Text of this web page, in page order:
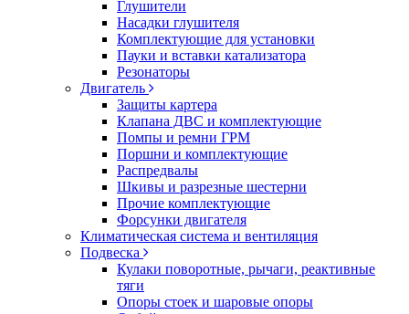
Глушители
Насадки глушителя
Комплектующие для установки
Пауки и вставки катализатора
Резонаторы
Двигатель
Защиты картера
Клапана ДВС и комплектующие
Помпы и ремни ГРМ
Поршни и комплектующие
Распредвалы
Шкивы и разрезные шестерни
Прочие комплектующие
Форсунки двигателя
Климатическая система и вентиляция
Подвеска
Кулаки поворотные, рычаги, реактивные
тяги
Опоры стоек и шаровые опоры